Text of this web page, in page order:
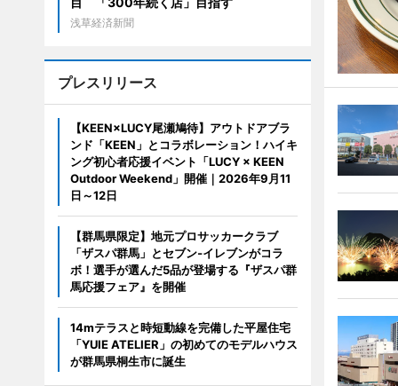
浅草経済新聞
プレスリリース
【KEEN×LUCY尾瀬鳩待】アウトドアブラ
ンド「KEEN」とコラボレーション！ハイキ
ング初心者応援イベント「LUCY × KEEN
Outdoor Weekend」開催｜2026年9月11
日～12日
【群馬県限定】地元プロサッカークラブ
「ザスパ群馬」とセブン‐イレブンがコラ
ボ！選手が選んだ5品が登場する『ザスパ群
馬応援フェア』を開催
14mテラスと時短動線を完備した平屋住宅
「YUIE ATELIER」の初めてのモデルハウス
が群馬県桐生市に誕生